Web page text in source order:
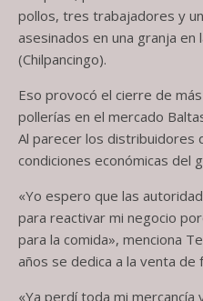
pollos, tres trabajadores y
asesinados en una granja en
(Chilpancingo).
Eso provocó el cierre de
pollerías en el mercado
Al parecer los distribuidores
condiciones económicas del
«Yo espero que las
para reactivar mi negocio
para la comida», menciona
años se dedica a la venta de
«Ya perdí toda mi